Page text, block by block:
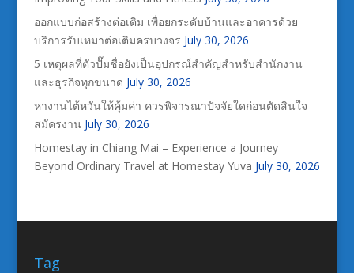
ออกแบบก่อสร้างต่อเติม เพื่อยกระดับบ้านและอาคารด้วย
บริการรับเหมาต่อเติมครบวงจร July 30, 2026
5 เหตุผลที่ตัวปั๊มชื่อยังเป็นอุปกรณ์สำคัญสำหรับสำนักงาน
และธุรกิจทุกขนาด July 30, 2026
หางานไต้หวันให้คุ้มค่า ควรพิจารณาปัจจัยใดก่อนตัดสินใจ
สมัครงาน July 30, 2026
Homestay in Chiang Mai – Experience a Journey
Beyond Ordinary Travel at Homestay Yuva July 30, 2026
Tag